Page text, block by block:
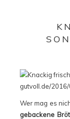
Wer mag es
gebackene